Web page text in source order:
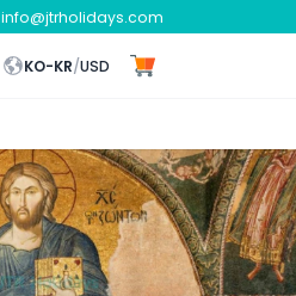
info@jtrholidays.com
KO-KR/USD